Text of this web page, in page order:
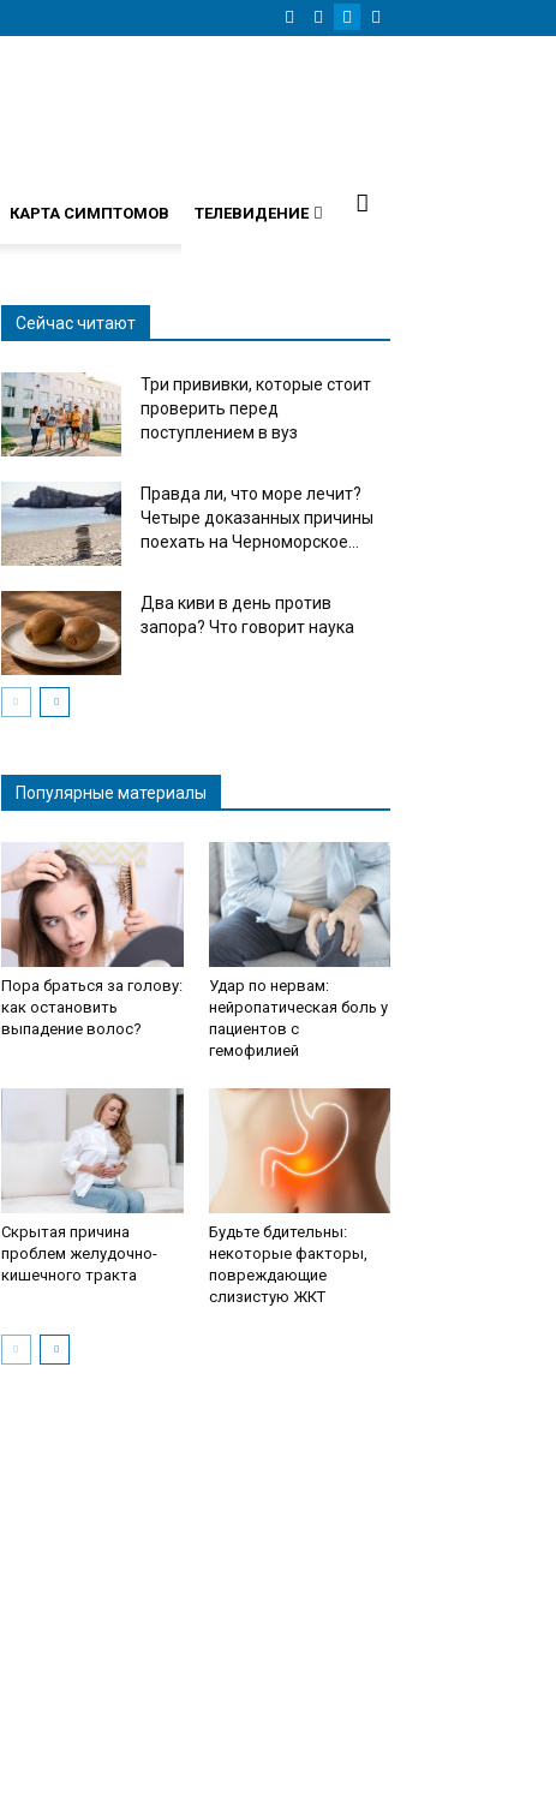
КАРТА СИМПТОМОВ ТЕЛЕВИДЕНИЕ
Сейчас читают
Три прививки, которые стоит
проверить перед
поступлением в вуз
Правда ли, что море лечит?
Четыре доказанных причины
поехать на Черноморское...
Два киви в день против
запора? Что говорит наука
Популярные материалы
Пора браться за голову:
как остановить
выпадение волос?
Удар по нервам:
нейропатическая боль у
пациентов с
гемофилией
Скрытая причина
проблем желудочно-
кишечного тракта
Будьте бдительны:
некоторые факторы,
повреждающие
слизистую ЖКТ